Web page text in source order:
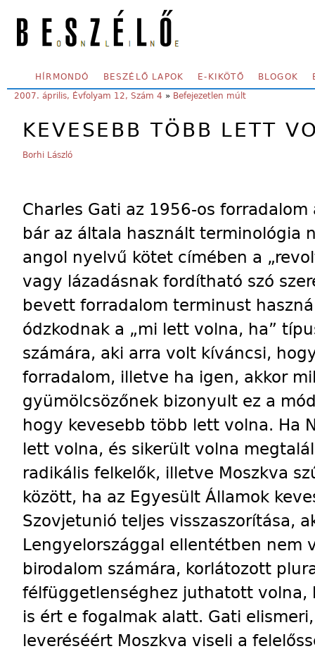
SECONDARY MENU
HÍRMONDÓ BESZÉLŐ LAPOK E-KIKÖTŐ BLOGOK
YOU ARE HERE:
2007. április, Évfolyam 12, Szám 4 » Befejezetlen múlt
KEVESEBB TÖBB LETT
Borhi László
Charles Gati az 1956-os
bár az általa használt terminológia
angol nyelvű kötet címében a
vagy lázadásnak fordítható szó
bevett forradalom terminust
ódzkodnak a „mi lett volna, ha”
számára, aki arra volt kíváncsi,
forradalom, illetve ha igen, akkor
gyümölcsözőnek bizonyult ez a
hogy kevesebb több lett volna. Ha
lett volna, és sikerült volna
radikális felkelők, illetve Moszkva
között, ha az Egyesült Államok
Szovjetunió teljes visszaszorítása,
Lengyelországgal ellentétben nem
birodalom számára, korlátozott
félfüggetlenséghez juthatott
is ért e fogalmak alatt. Gati
leveréséért Moszkva viseli a